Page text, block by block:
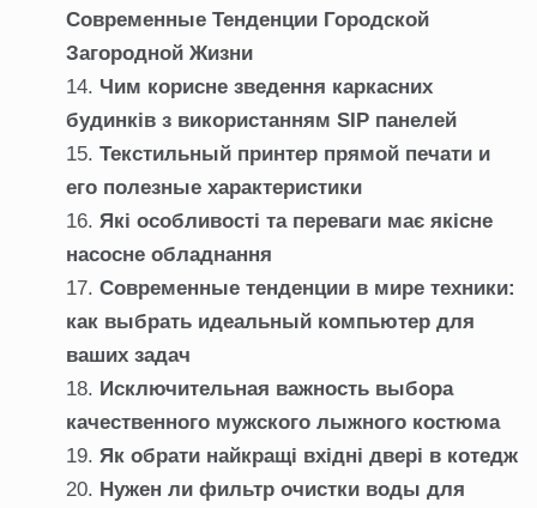
Современные Тенденции Городской
Загородной Жизни
Чим корисне зведення каркасних
будинків з використанням SIP панелей
Текстильный принтер прямой печати и
его полезные характеристики
Які особливості та переваги має якісне
насосне обладнання
Современные тенденции в мире техники:
как выбрать идеальный компьютер для
ваших задач
Исключительная важность выбора
качественного мужского лыжного костюма
Як обрати найкращі вхідні двері в котедж
Нужен ли фильтр очистки воды для